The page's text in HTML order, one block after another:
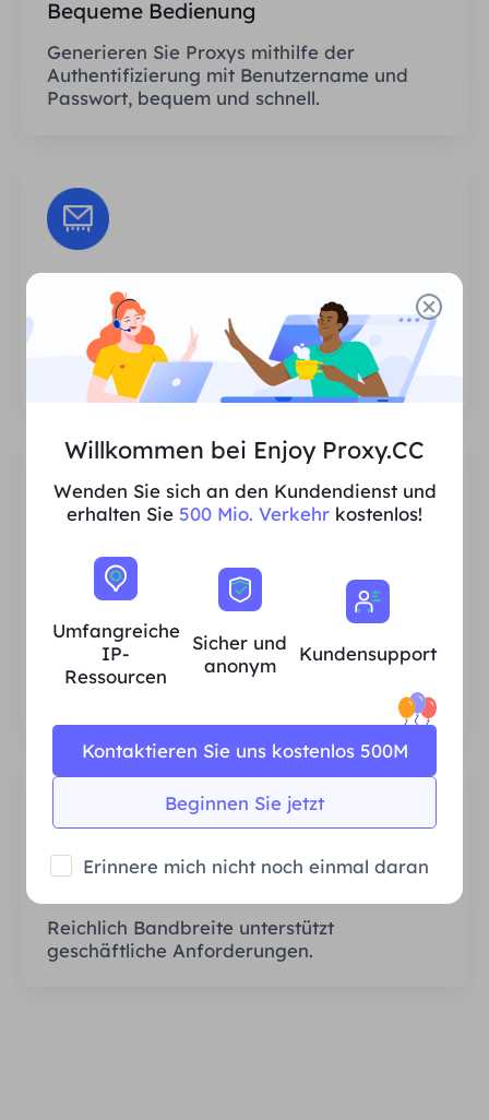
Bequeme Bedienung
Generieren Sie Proxys mithilfe der
Authentifizierung mit Benutzername und
Passwort, bequem und schnell.
Unbegrenzte Sitzungen
Es gibt keine Begrenzung hinsichtlich der
Anzahl der Nutzungen oder der
Aufrufhäufigkeit der Proxys.
Umfangreiche IP-Ressourcen für
Privathaushalte
Wir stellen sicher, dass unsere IP-Proxy-
Ressourcen stabil und zuverlässig sind, und
wir sind ständig bestrebt, den aktuellen
Bedürfnissen jedes Kunden gerecht zu
werden.
Stabil und effizient
Reichlich Bandbreite unterstützt
geschäftliche Anforderungen.
Willkommen bei Enjoy Proxy.CC
Wenden Sie sich an den Kundendienst und
erhalten Sie 500 Mio. Verkehr kostenlos!
Umfangreiche
IP-
Ressourcen
Sicher und
anonym
Kundensupport
Beginnen Sie jetzt
Kontaktieren Sie uns kostenlos 500M
Erinnere mich nicht noch einmal daran